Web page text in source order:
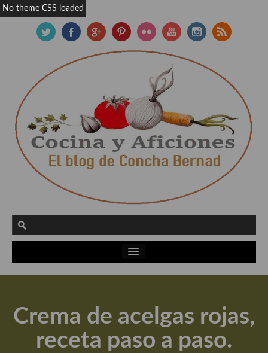
Actualidad y recomendaciones
Apuntes, estudios sobre temas interesantes e importantes
Aceite de Oliva Virgen Extra (AOVE)
Crema de acelgas rojas,
receta paso a paso.
No theme CSS loaded